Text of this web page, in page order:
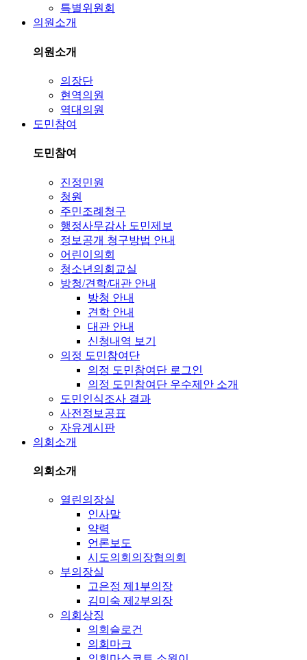
특별위원회
의원소개
의원소개
의장단
현역의원
역대의원
도민참여
도민참여
진정민원
청원
주민조례청구
행정사무감사 도민제보
정보공개 청구방법 안내
어린이의회
청소년의회교실
방청/견학/대관 안내
방청 안내
견학 안내
대관 안내
신청내역 보기
의정 도민참여단
의정 도민참여단 로그인
의정 도민참여단 우수제안 소개
도민인식조사 결과
사전정보공표
자유게시판
의회소개
의회소개
열린의장실
인사말
약력
언론보도
시도의회의장협의회
부의장실
고은정 제1부의장
김미숙 제2부의장
의회상징
의회슬로건
의회마크